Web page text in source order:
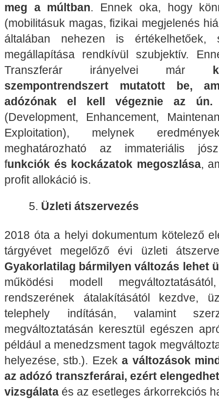
meg a múltban. Ennek oka, hogy
(mobilitásuk magas, fizikai megjelenés
általában nehezen is
megállapítása rendkívül szubjektív.
Transzferár irányelvei már
szempontrendszert mutatott be,
adózónak el kell végeznie az ún.
(Development, Enhancement,
Exploitation), melynek
meghatározható az immateriális
funkciók és kockázatok megoszlása,
profit allokáció is.
Üzleti átszervezés
2018 óta a helyi dokumentum kötelező
tárgyévet megelőző évi üzleti
Gyakorlatilag bármilyen változás lehet
működési modell
rendszerének átalakításától kezdve,
telephely indításán, valamint
megváltoztatásán keresztül egészen
például a menedzsment tagok
helyezése, stb.). Ezeka változások
az adózó transzferárai, ezért
vizsgálata és az esetleges árkorrekciós